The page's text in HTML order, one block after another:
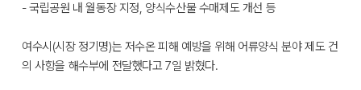
- 국립공원 내 월동장 지정, 양식수산물 수매제도 개선 등
여수시(시장 정기명)는 저수온 피해 예방을 위해 어류양식 분야 제도 건
의 사항을 해수부에 전달했다고 7일 밝혔다.